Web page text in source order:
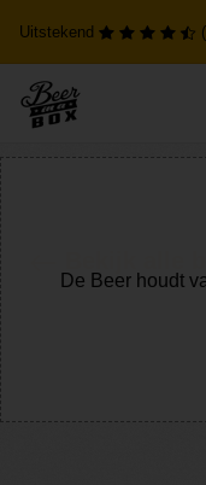
Uitstekend
De Beer houdt